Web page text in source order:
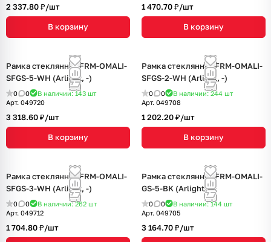
2 337.80 ₽/шт
В корзину
1 470.70 ₽/шт
В корзину
Рамка стеклянная FRM-OMALI-
SFGS-5-WH (Arlight, -)
0 0 В наличии: 143 шт
Арт. 049720
3 318.60 ₽/шт
В корзину
Рамка стеклянная FRM-OMALI-
SFGS-2-WH (Arlight, -)
0 0 В наличии: 244 шт
Арт. 049708
1 202.20 ₽/шт
В корзину
Рамка стеклянная FRM-OMALI-
SFGS-3-WH (Arlight, -)
0 0 В наличии: 262 шт
Арт. 049712
1 704.80 ₽/шт
Рамка стеклянная FRM-OMALI-
GS-5-BK (Arlight, -)
0 0 В наличии: 144 шт
Арт. 049705
3 164.70 ₽/шт